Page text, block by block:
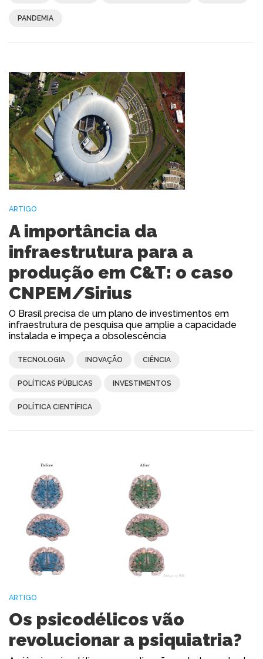
PANDEMIA
ARTIGO
A importância da
infraestrutura para a
produção em C&T: o caso
CNPEM/Sirius
O Brasil precisa de um plano de investimentos em
infraestrutura de pesquisa que amplie a capacidade
instalada e impeça a obsolescência
TECNOLOGIA INOVAÇÃO CIÊNCIA
POLÍTICAS PÚBLICAS INVESTIMENTOS
POLÍTICA CIENTÍFICA
ARTIGO
Os psicodélicos vão
revolucionar a psiquiatria?